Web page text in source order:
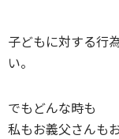
子どもに対する行
い。
でもどんな時も
私もお義父さんも